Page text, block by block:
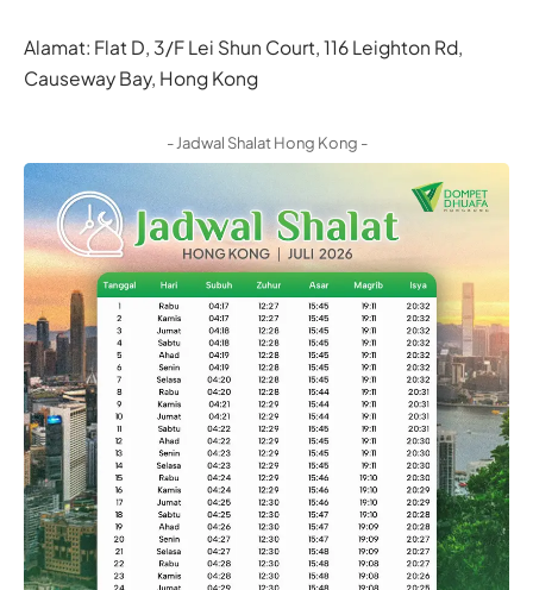
Alamat: Flat D, 3/F Lei Shun Court, 116 Leighton Rd,
Causeway Bay, Hong Kong
- Jadwal Shalat Hong Kong -